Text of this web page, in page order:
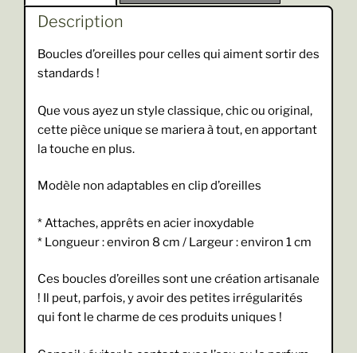
Description
Boucles d’oreilles pour celles qui aiment sortir des
standards !
Que vous ayez un style classique, chic ou original,
cette pièce unique se mariera à tout, en apportant
la touche en plus.
Modèle non adaptables en clip d’oreilles
* Attaches, apprêts en acier inoxydable
* Longueur : environ 8 cm / Largeur : environ 1 cm
Ces boucles d’oreilles sont une création artisanale
! Il peut, parfois, y avoir des petites irrégularités
qui font le charme de ces produits uniques !